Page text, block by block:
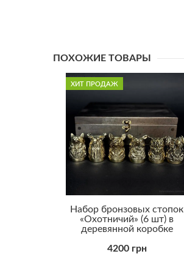
ПОХОЖИЕ ТОВАРЫ
ХИТ ПРОДАЖ
Набор бронзовых стопок
«Охотничий» (6 шт) в
деревянной коробке
4200 грн